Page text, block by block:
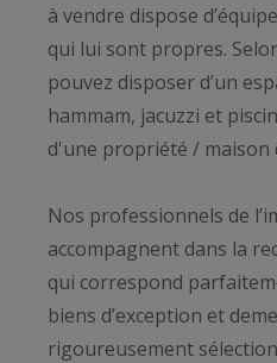
à vendre dispose
qui lui sont propres.
pouvez disposer d’un
hammam, jacuzzi et
d'une propriété / maison
Nos professionnels de
accompagnent dans la
qui correspond
biens d’exception et
rigoureusement